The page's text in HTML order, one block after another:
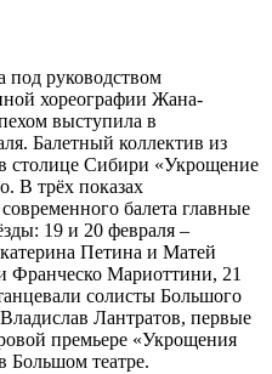
под руководством
хореографии Жана-
выступила в
Балетный коллектив из
столице Сибири «Укрощение
В трёх показах
балета главные
19 и 20 февраля –
Петина и Матей
Франческо Мариоттини, 21
солисты Большого
Лантратов, первые
премьере «Укрощения
Большом театре.